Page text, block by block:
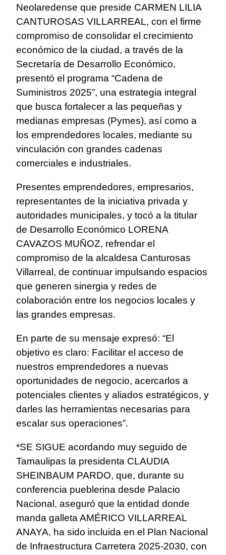
Neolaredense que preside CARMEN LILIA
CANTUROSAS VILLARREAL, con el firme
compromiso de consolidar el crecimiento
económico de la ciudad, a través de la
Secretaría de Desarrollo Económico,
presentó el programa “Cadena de
Suministros 2025”, una estrategia integral
que busca fortalecer a las pequeñas y
medianas empresas (Pymes), así como a
los emprendedores locales, mediante su
vinculación con grandes cadenas
comerciales e industriales.
Presentes emprendedores, empresarios,
representantes de la iniciativa privada y
autoridades municipales, y tocó a la titular
de Desarrollo Económico LORENA
CAVAZOS MUÑOZ, refrendar el
compromiso de la alcaldesa Canturosas
Villarreal, de continuar impulsando espacios
que generen sinergia y redes de
colaboración entre los negocios locales y
las grandes empresas.
En parte de su mensaje expresó: “El
objetivo es claro: Facilitar el acceso de
nuestros emprendedores a nuevas
oportunidades de negocio, acercarlos a
potenciales clientes y aliados estratégicos, y
darles las herramientas necesarias para
escalar sus operaciones”.
*SE SIGUE acordando muy seguido de
Tamaulipas la presidenta CLAUDIA
SHEINBAUM PARDO, que, durante su
conferencia pueblerina desde Palacio
Nacional, aseguró que la entidad donde
manda galleta AMÉRICO VILLARREAL
ANAYA, ha sido incluida en el Plan Nacional
de Infraestructura Carretera 2025-2030, con